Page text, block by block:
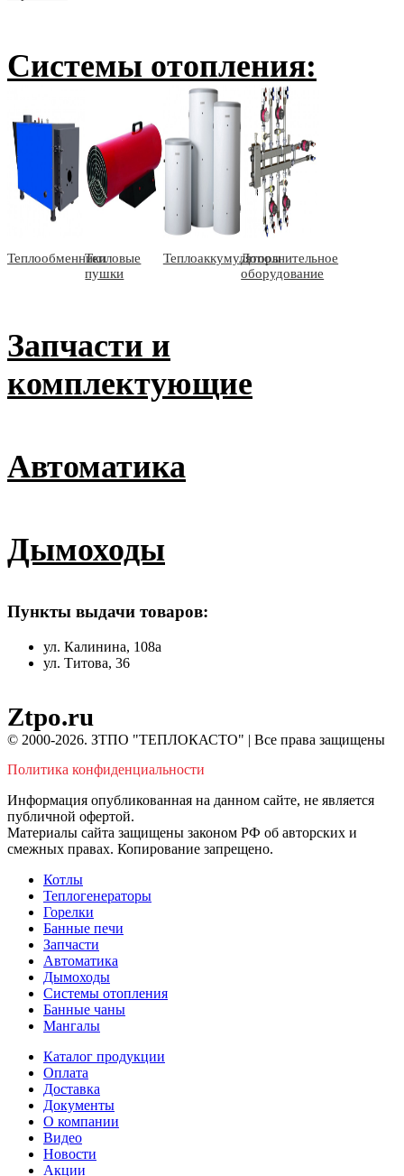
Системы отопления:
ТеплообменникиТепловые
пушки
ТеплоаккумуляторыДополнительное
оборудование
Запчасти и
комплектующие
Автоматика
Дымоходы
Пункты выдачи товаров:
ул. Калинина, 108а
ул. Титова, 36
Ztpo.ru
© 2000-2026. ЗТПО "ТЕПЛОКАСТО" | Все права защищены
Политика конфиденциальности
Информация опубликованная на данном сайте, не является
публичной офертой.
Материалы сайта защищены законом РФ об авторских и
смежных правах. Копирование запрещено.
Котлы
Теплогенераторы
Горелки
Банные печи
Запчасти
Автоматика
Дымоходы
Системы отопления
Банные чаны
Мангалы
Каталог продукции
Оплата
Доставка
Документы
О компании
Видео
Новости
Акции